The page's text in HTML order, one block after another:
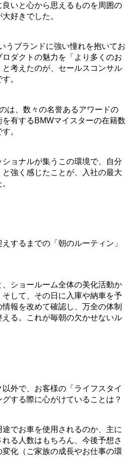
いと心から思えるものを周囲の
好きでした。
うブランドに強い憧れを抱いてお
ロダクトの魅力を「より多くのお
考えたのが、セールスコンサル
。
は、数々の名誉あるアワードの
有するBMWマイスターの在籍数
。
ショナルが集うこの環境で、自分
と強く感じたことが、入社の最大
するまでの「朝のルーティン」
、ショールーム全体の美化活動か
して、その日に入庫や納車を予
報を改めて確認し、万全の体制
る。これが毎朝の欠かせないル
外で、お客様の「ライフスタイ
する際に心がけていることは？
でお車を使用されるのか、主に
る人数はもちろん、今後予想さ
化（ご家族の成長やお仕事の環